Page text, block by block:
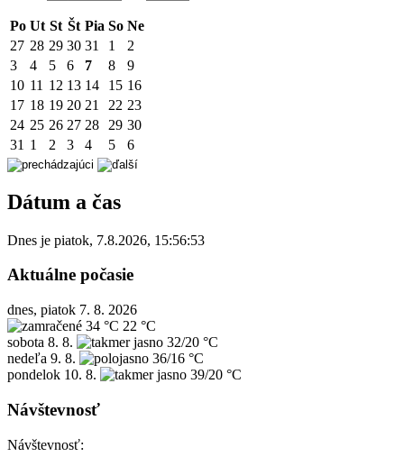
Po Ut St Št Pia So Ne
27 28 29 30 31 1
2
3
4 5 6 7 8
9
10 11 12 13 14 15 16
17 18 19 20 21 22 23
24 25 26 27 28 29 30
31 1 2 3 4 5 6
Dátum a čas
Dnes je piatok, 7.8.2026, 15:56:53
Aktuálne počasie
dnes, piatok 7. 8. 2026
34 °C 22 °C
sobota 8. 8.
32/20 °C
nedeľa 9. 8.
36/16 °C
pondelok 10. 8. 39/20 °C
Návštevnosť
Návštevnosť: